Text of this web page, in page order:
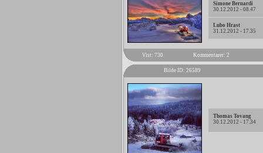
Simone Bernardi
30.12.2012 - 08.47
Lubo Hrast
31.12.2012 - 17.35
Vist: 730 Kommentarer: 2
Bilde ID: 26589
Thomas Tovang
30.12.2012 - 17.34